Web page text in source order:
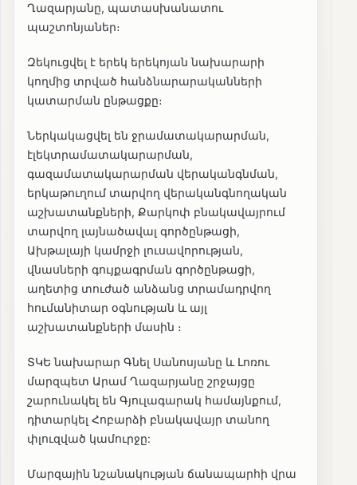
Ղազարյանը, պատասխանատու
պաշտոնյաներ։
Զեկուցվել է երեկ երեկոյան նախարարի
կողմից տրված հանձնարարականների
կատարման ընթացքը։
Ներկակացվել են ջրամատակարարման,
էլեկտրամատակարարման,
գազամատակարարման վերականգնման,
երկաթուղում տարվող վերականգնողական
աշխատանքների, Քարկոփ բնակավայրում
տարվող լայնածավալ գործընթացի,
Ախթալայի կամրջի լուսավորության,
վնասների գույքագրման գործընթացի,
աղետից տուժած անձանց տրամադրվող
հումանիտար օգնության և այլ
աշխատանքների մասին ։
ՏԿԵ նախարար Գնել Սանոսյանը և Լոռու
մարզպետ Արամ Ղազարյանը շրջայցը
շարունակել են Գյուլագարակ համայնքում,
դիտարկել Հոբարձի բնակավայր տանող
փլուզված կամուրջը:
Մարզային նշանակության ճանապարհի վրա